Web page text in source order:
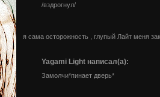
/вздрогнул/
я сама осторожность , глупый Лайт меня
Yagami Light написал(а):
Замолчи*пинает дверь*